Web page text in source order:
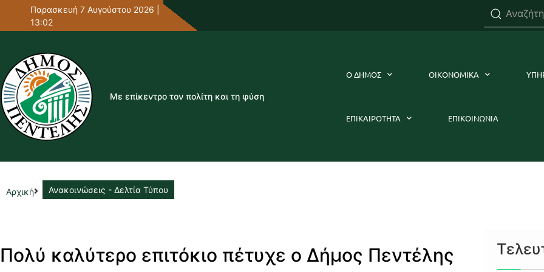
Παρασκευή 7 Αυγούστου 2026 |
13:02
Με επίκεντρο τον πολίτη και τη φύση
Ο ΔΗΜΟΣ ΟΙΚΟΝΟΜΙΚΑ
ΕΠΙΚΑΙΡΟΤΗΤΑ ΕΠΙΚΟΙΝΩΝΙΑ
Αρχική Ανακοινώσεις - Δελτία Τύπου
Πολύ καλύτερο επιτόκιο πέτυχε ο Δήμος Πεντέλης